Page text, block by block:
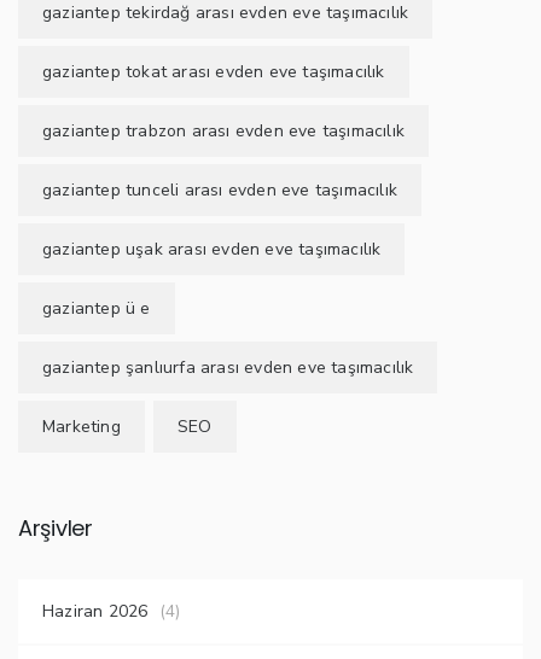
gaziantep tekirdağ arası evden eve taşımacılık
gaziantep tokat arası evden eve taşımacılık
gaziantep trabzon arası evden eve taşımacılık
gaziantep tunceli arası evden eve taşımacılık
gaziantep uşak arası evden eve taşımacılık
gaziantep ü e
gaziantep şanlıurfa arası evden eve taşımacılık
Marketing SEO
Arşivler
Haziran 2026 (4)